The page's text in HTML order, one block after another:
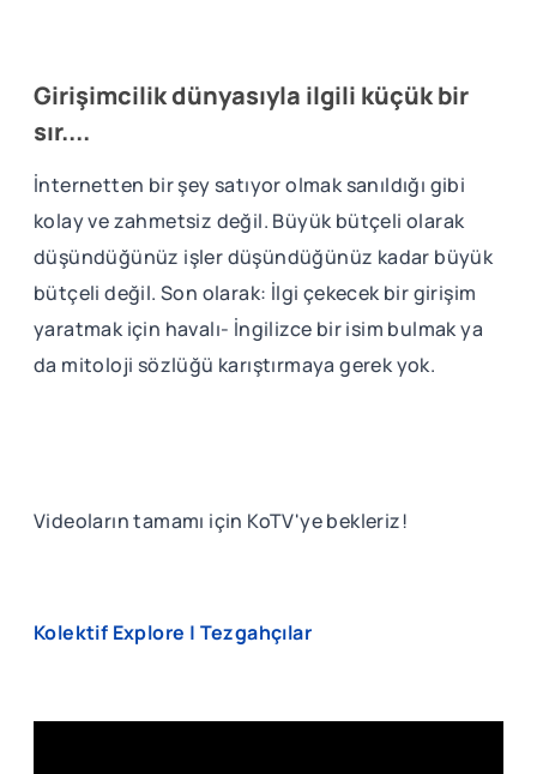
Girişimcilik dünyasıyla ilgili küçük bir
sır....
İnternetten bir şey satıyor olmak sanıldığı gibi
kolay ve zahmetsiz değil. Büyük bütçeli olarak
düşündüğünüz işler düşündüğünüz kadar büyük
bütçeli değil. Son olarak: İlgi çekecek bir girişim
yaratmak için havalı- İngilizce bir isim bulmak ya
da mitoloji sözlüğü karıştırmaya gerek yok.
Videoların tamamı için KoTV'ye bekleriz!
Kolektif Explore | Tezgahçılar